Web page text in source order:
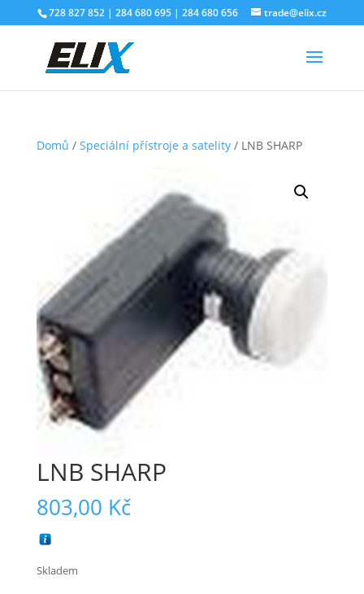
728 827 852 | 284 680 695 | 284 680 656 trade@elix.cz
Domů / Speciální přístroje a satelity/ LNB SHARP
LNB SHARP
803,00 Kč
Skladem